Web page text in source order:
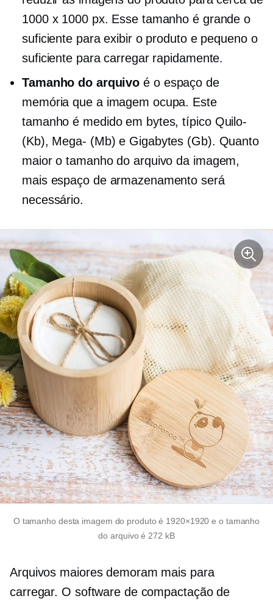
1000 x 1000 px. Esse tamanho é grande o
suficiente para exibir o produto e pequeno o
suficiente para carregar rapidamente.
Tamanho do arquivo é o espaço de
memória que a imagem ocupa. Este
tamanho é medido em bytes, típico Quilo-
(Kb), Mega- (Mb) e Gigabytes (Gb). Quanto
maior o tamanho do arquivo da imagem,
mais espaço de armazenamento será
necessário.
O tamanho desta imagem do produto é 1920×1920 e o tamanho
do arquivo é 272 kB
Arquivos maiores demoram mais para
carregar. O software de compactação de